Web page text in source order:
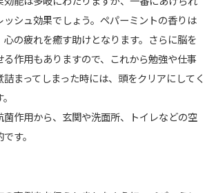
ッシュ効果でしょう。ペパーミントの香りは
の疲れを癒す助けとなります。さらに脳を
る作用もありますので、これから勉強や仕事
まってしまった時には、頭をクリアにしてく
菌作用から、玄関や洗面所、トイレなどの空
す。